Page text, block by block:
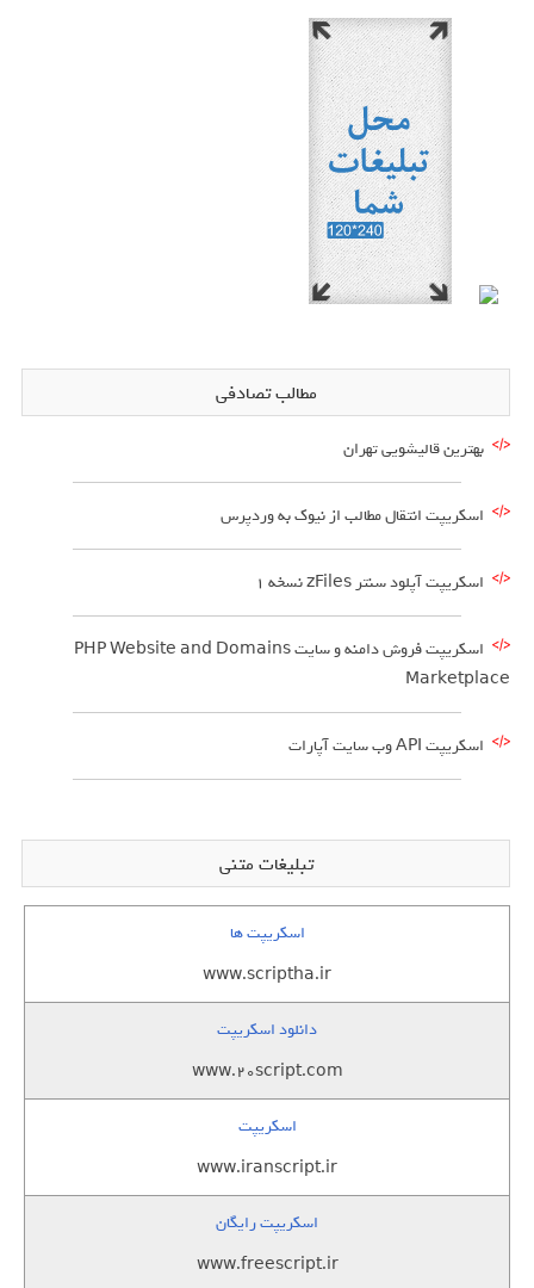
مطالب تصادفی
بهترین قالیشویی تهران
اسکریپت انتقال مطالب از نیوک به وردپرس
اسکریپت آپلود سنتر zFiles نسخه 1
اسکریپت فروش دامنه و سایت PHP Website and Domains
Marketplace
اسکریپت API وب سایت آپارات
تبلیغات متنی
اسکریپت ها
www.scriptha.ir
دانلود اسکریپت
www.20script.com
اسکریپت
www.iranscript.ir
اسکریپت رایگان
www.freescript.ir